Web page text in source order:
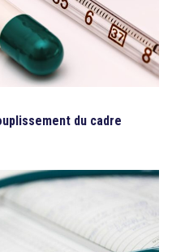
du cadre